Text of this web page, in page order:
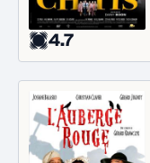
4.7